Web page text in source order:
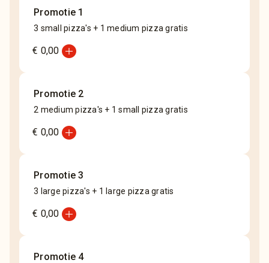
Promotie 1
3 small pizza's + 1 medium pizza gratis
€ 0,00 add_circle
Promotie 2
2 medium pizza's + 1 small pizza gratis
€ 0,00 add_circle
Promotie 3
3 large pizza's + 1 large pizza gratis
€ 0,00 add_circle
Promotie 4